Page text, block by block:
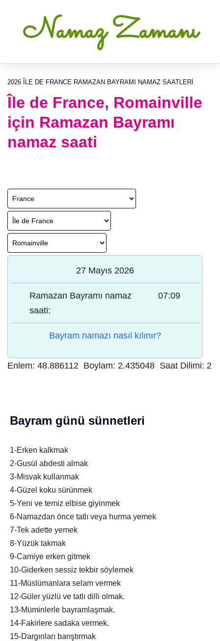
Namaz Zamanı
2026 ÎLE DE FRANCE RAMAZAN BAYRAMI NAMAZ SAATLERI
Île de France, Romainville
için Ramazan Bayramı
namaz saati
27 Mayıs 2026
Ramazan Bayramı namaz
saati:
07:09
Bayram namazı nasıl kılınır?
Enlem: 48.886112 Boylam: 2.435048 Saat Dilimi: 2
Bayram günü sünnetleri
1-Erken kalkmak
2-Gusül abdesti almak
3-Misvak kullanmak
4-Güzel koku sürünmek
5-Yeni ve temiz elbise giyinmek
6-Namazdan önce tatlı veya hurma yemek
7-Tek adette yemek
8-Yüzük takmak
9-Camiye erken gitmek
10-Giderken sessiz tekbir söylemek
11-Müslümanlara selam vermek
12-Güler yüzlü ve tatlı dilli olmak.
13-Müminlerle bayramlaşmak.
14-Fakirlere sadaka vermek.
15-Dargınları barıştırmak